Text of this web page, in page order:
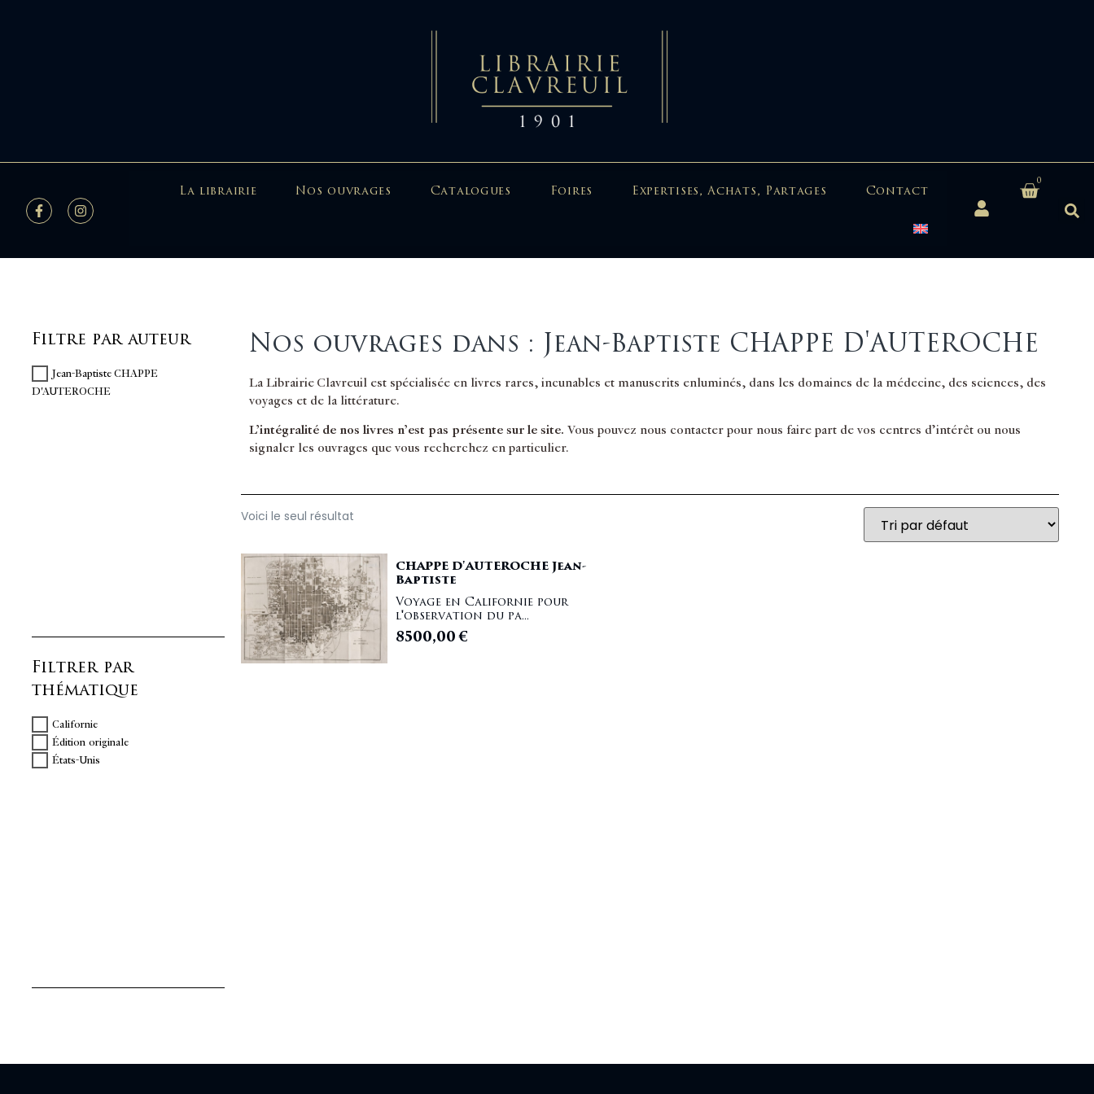
La librairie Nos ouvrages Catalogues Foires Expertises, Achats, Partages Contact
0
Filtre par auteur
Jean-Baptiste CHAPPE
D'AUTEROCHE
Filtrer par
thématique
Californie
Édition originale
États-Unis
Nos ouvrages dans : Jean-Baptiste CHAPPE D'AUTEROCHE
La Librairie Clavreuil est spécialisée en livres rares, incunables et manuscrits enluminés, dans les domaines de la médecine, des sciences, des
voyages et de la littérature.
L’intégralité de nos livres n’est pas présente sur le site. Vous pouvez nous contacter pour nous faire part de vos centres d’intérêt ou nous
signaler les ouvrages que vous recherchez en particulier.
Voici le seul résultat
CHAPPE D'AUTEROCHE Jean-
Baptiste
Voyage en Californie pour
l'observation du pa...
8500,00€